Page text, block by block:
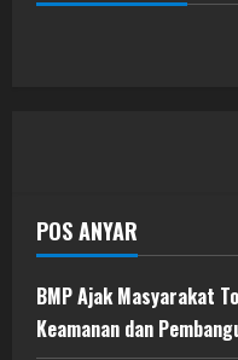
POS ANYAR
BMP Ajak Masyarakat
Keamanan dan